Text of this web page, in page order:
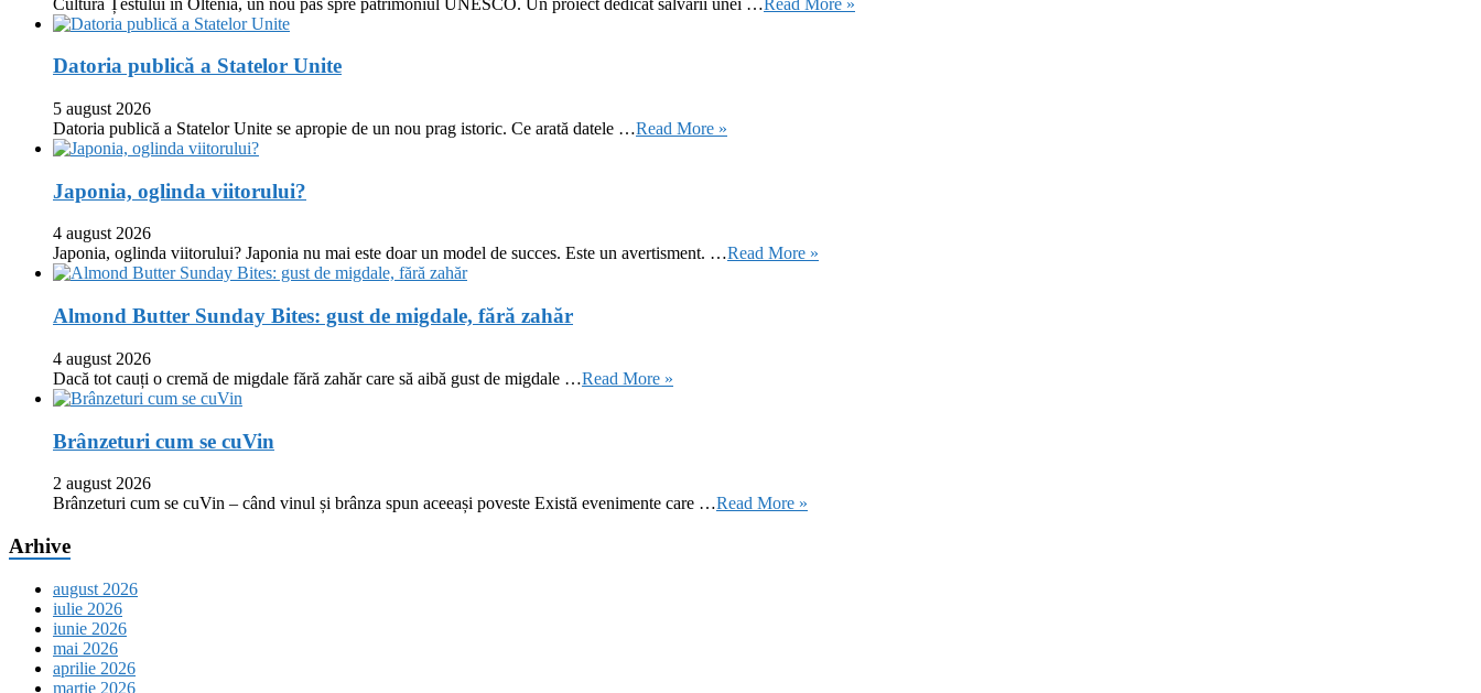
Datoria publică a Statelor Unite
5 august 2026
Datoria publică a Statelor Unite se apropie de un nou prag istoric. Ce arată datele …Read More »
Japonia, oglinda viitorului?
4 august 2026
Japonia, oglinda viitorului? Japonia nu mai este doar un model de succes. Este un avertisment. …Read More »
Almond Butter Sunday Bites: gust de migdale, fără zahăr
4 august 2026
Dacă tot cauți o cremă de migdale fără zahăr care să aibă gust de migdale …Read More »
Brânzeturi cum se cuVin
2 august 2026
Brânzeturi cum se cuVin – când vinul și brânza spun aceeași poveste Există evenimente care …Read More »
Arhive
august 2026
iulie 2026
iunie 2026
mai 2026
aprilie 2026
martie 2026